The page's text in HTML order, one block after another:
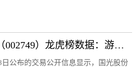
8月8日国光股份（002749）龙虎榜数据：游资量化打板上榜
公布的交易公开信息显示，国光股份